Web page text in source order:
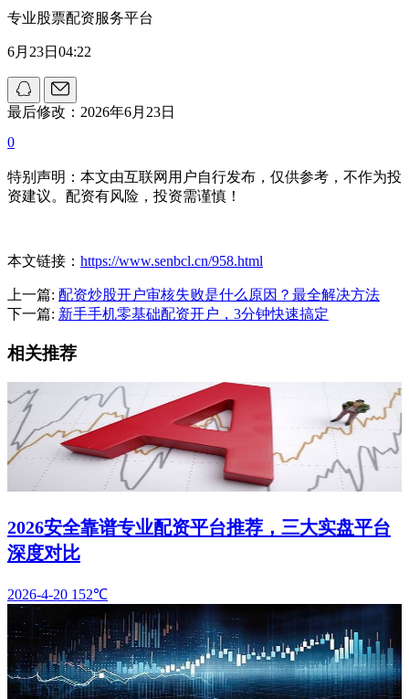
专业股票配资服务平台
6月23日04:22
最后修改：2026年6月23日
0
特别声明：本文由互联网用户自行发布，仅供参考，不作为投
资建议。配资有风险，投资需谨慎！
本文链接： https://www.senbcl.cn/958.html
上一篇: 配资炒股开户审核失败是什么原因？最全解决方法
下一篇: 新手手机零基础配资开户，3分钟快速搞定
相关推荐
2026安全靠谱专业配资平台推荐，三大实盘平台
深度对比
2026-4-20 152℃